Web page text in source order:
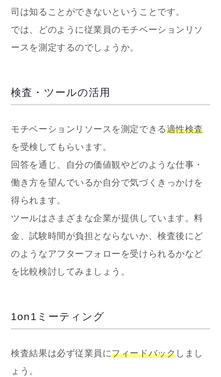
司は知ることができないということです。
では、どのように従業員のモチベーションリソ
ースを測定するのでしょうか。
検査・ツールの活用
モチベーションリソースを測定できる適性検査
を受検してもらいます。
回答を通じ、自分の価値観やどのような仕事・
働き方を望んでいるか自分で気づくきっかけを
得られます。
ツールはさまざまな企業が提供しています。料
金、試験時間が負担とならないか、検査後にど
のようなアフターフォローを受けられるかなど
を比較検討してみましょう。
1on1ミーティング
検査結果は必ず従業員にフィードバック しまし
ょう。